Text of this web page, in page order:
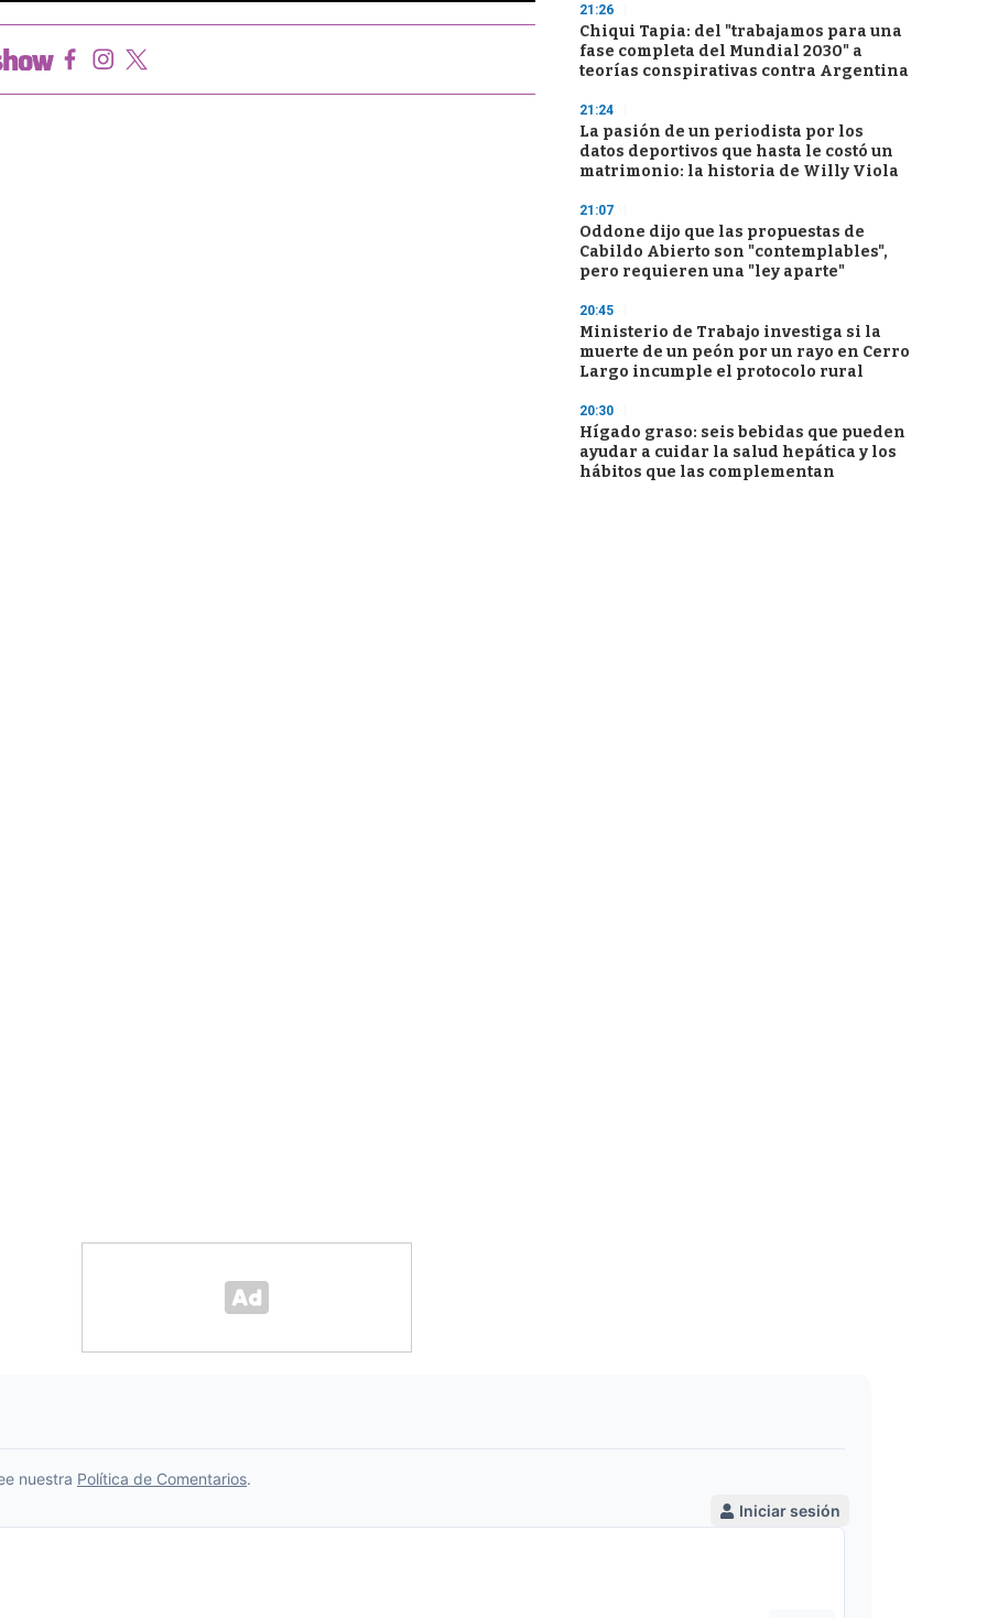
21:26
Chiqui Tapia: del "trabajamos para una
fase completa del Mundial 2030" a
teorías conspirativas contra Argentina
21:24
La pasión de un periodista por los
datos deportivos que hasta le costó un
matrimonio: la historia de Willy Viola
21:07
Oddone dijo que las propuestas de
Cabildo Abierto son "contemplables",
pero requieren una "ley aparte"
20:45
Ministerio de Trabajo investiga si la
muerte de un peón por un rayo en Cerro
Largo incumple el protocolo rural
20:30
Hígado graso: seis bebidas que pueden
ayudar a cuidar la salud hepática y los
hábitos que las complementan